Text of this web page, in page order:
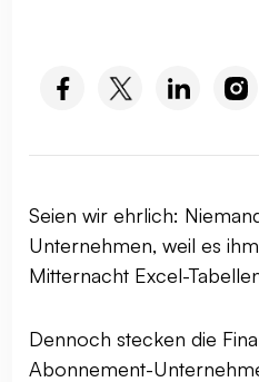
Seien wir ehrlich:
Unternehmen, weil es
Mitternacht Excel-
Dennoch stecken die
Abonnement-